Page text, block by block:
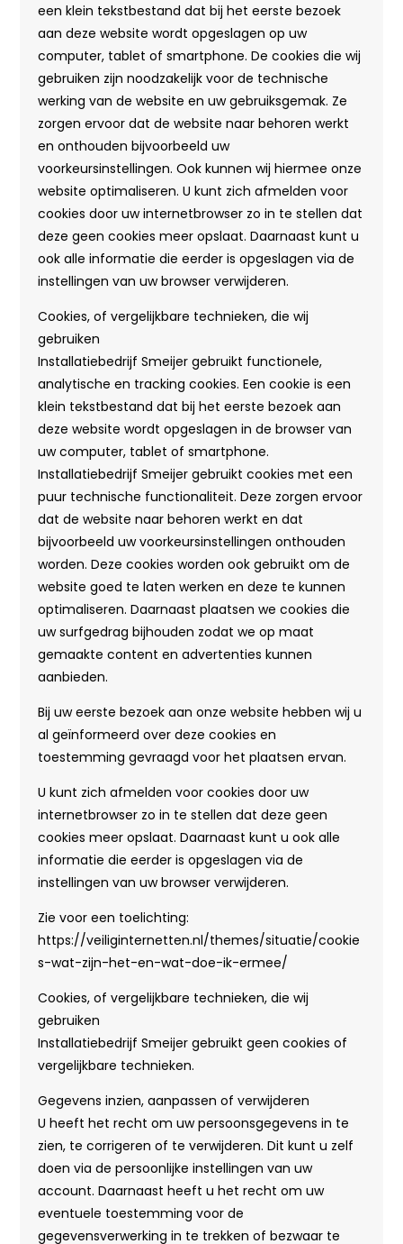
een klein tekstbestand dat bij het eerste bezoek
aan deze website wordt opgeslagen op uw
computer, tablet of smartphone. De cookies die wij
gebruiken zijn noodzakelijk voor de technische
werking van de website en uw gebruiksgemak. Ze
zorgen ervoor dat de website naar behoren werkt
en onthouden bijvoorbeeld uw
voorkeursinstellingen. Ook kunnen wij hiermee onze
website optimaliseren. U kunt zich afmelden voor
cookies door uw internetbrowser zo in te stellen dat
deze geen cookies meer opslaat. Daarnaast kunt u
ook alle informatie die eerder is opgeslagen via de
instellingen van uw browser verwijderen.
Cookies, of vergelijkbare technieken, die wij
gebruiken
Installatiebedrijf Smeijer gebruikt functionele,
analytische en tracking cookies. Een cookie is een
klein tekstbestand dat bij het eerste bezoek aan
deze website wordt opgeslagen in de browser van
uw computer, tablet of smartphone.
Installatiebedrijf Smeijer gebruikt cookies met een
puur technische functionaliteit. Deze zorgen ervoor
dat de website naar behoren werkt en dat
bijvoorbeeld uw voorkeursinstellingen onthouden
worden. Deze cookies worden ook gebruikt om de
website goed te laten werken en deze te kunnen
optimaliseren. Daarnaast plaatsen we cookies die
uw surfgedrag bijhouden zodat we op maat
gemaakte content en advertenties kunnen
aanbieden.
Bij uw eerste bezoek aan onze website hebben wij u
al geïnformeerd over deze cookies en
toestemming gevraagd voor het plaatsen ervan.
U kunt zich afmelden voor cookies door uw
internetbrowser zo in te stellen dat deze geen
cookies meer opslaat. Daarnaast kunt u ook alle
informatie die eerder is opgeslagen via de
instellingen van uw browser verwijderen.
Zie voor een toelichting:
https://veiliginternetten.nl/themes/situatie/cookie
s-wat-zijn-het-en-wat-doe-ik-ermee/
Cookies, of vergelijkbare technieken, die wij
gebruiken
Installatiebedrijf Smeijer gebruikt geen cookies of
vergelijkbare technieken.
Gegevens inzien, aanpassen of verwijderen
U heeft het recht om uw persoonsgegevens in te
zien, te corrigeren of te verwijderen. Dit kunt u zelf
doen via de persoonlijke instellingen van uw
account. Daarnaast heeft u het recht om uw
eventuele toestemming voor de
gegevensverwerking in te trekken of bezwaar te